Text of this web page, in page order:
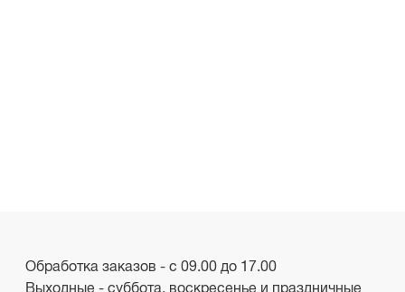
Обработка заказов - с 09.00 до 17.00
Выходные - суббота, воскресенье и праздничные